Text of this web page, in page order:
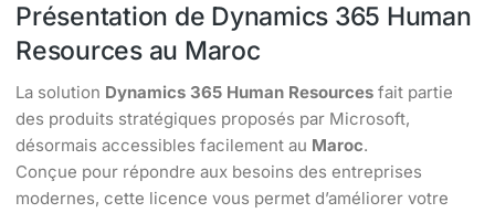
Présentation de Dynamics 365 Human
Resources au Maroc
La solution Dynamics 365 Human Resources fait partie
des produits stratégiques proposés par Microsoft,
désormais accessibles facilement au Maroc.
Conçue pour répondre aux besoins des entreprises
modernes, cette licence vous permet d’améliorer votre